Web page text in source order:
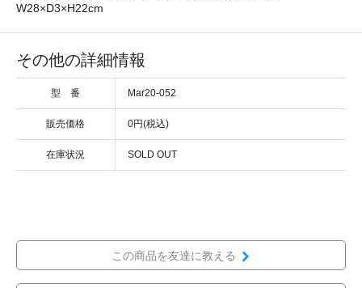
W28×D3×H22cm
その他の詳細情報
型 番 Mar20-052
販売価格 0円(税込)
在庫状況 SOLD OUT
この商品を友達に教える